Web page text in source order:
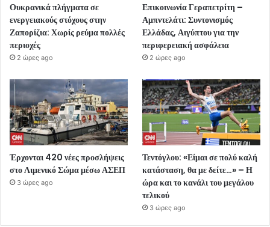
Ουκρανικά πλήγματα σε
ενεργειακούς στόχους στην
Ζαπορίζια: Χωρίς ρεύμα πολλές
περιοχές
2 ώρες ago
Επικοινωνία Γεραπετρίτη –
Αμπντελάτι: Συντονισμός
Ελλάδας, Αιγύπτου για την
περιφερειακή ασφάλεια
2 ώρες ago
Έρχονται 420 νέες προσλήψεις
στο Λιμενικό Σώμα μέσω ΑΣΕΠ
3 ώρες ago
Τεντόγλου: «Είμαι σε πολύ καλή
κατάσταση, θα με δείτε…» – Η
ώρα και το κανάλι του μεγάλου
τελικού
3 ώρες ago